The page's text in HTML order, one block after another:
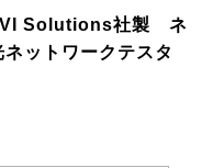
Solutions社製 ネ
ットワークテスタ